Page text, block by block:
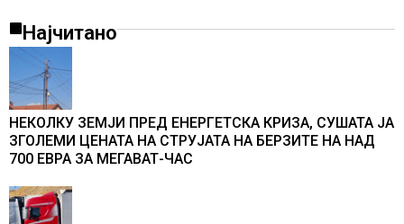
Најчитано
НЕКОЛКУ ЗЕМЈИ ПРЕД ЕНЕРГЕТСКА КРИЗА, СУШАТА ЈА
ЗГОЛЕМИ ЦЕНАТА НА СТРУЈАТА НА БЕРЗИТЕ НА НАД
700 ЕВРА ЗА МЕГАВАТ-ЧАС